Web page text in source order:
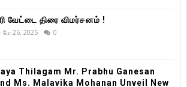
வேட்டை திரை விமர்சனம் !
மே 26, 2025 0
Ilaya Thilagam Mr. Prabhu Ganesan
Ms. Malavika Mohanan Unveil New